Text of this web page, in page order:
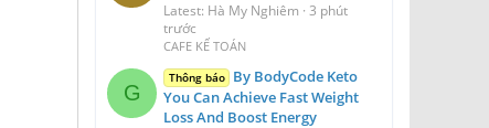
Latest: Hà My Nghiêm 3 phút
trước
CAFE KẾ TOÁN
G
Thông báo By BodyCode Keto
You Can Achieve Fast Weight
Loss And Boost Energy